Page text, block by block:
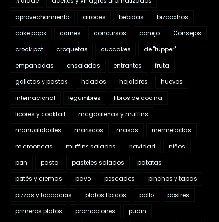
aprovechamiento
arroces bebidas
bizcochos
cake pops
carnes concursos conejo
Consejos
crock pot
croquetas cupcakes
de "tupper"
empanadas
ensaladas entrantes
fruta
galletas y pastas
helados hojaldres
huevos
internacional
legumbres
libros de cocina
licores y cocktail
magdalenas y muffins
manualidades
mariscos masas
mermeladas
microondas
muffins salados navidad
niños
pan
pasta pasteles salados
patatas
patés y cremas
pavo pescados
pinchos y tapas
pizzas y foccacias
platos típicos pollo
postres
primeros platos
promociones
pudin